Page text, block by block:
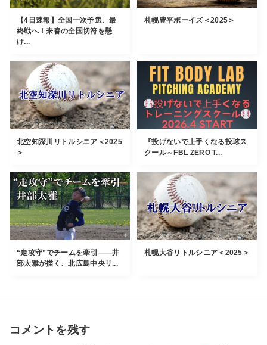
【4日速報】全国一次予選、最
終戦へ！来春の全国切符を懸
け...
札幌豊平ボーイズ＜2025＞
北空知深川リトルシニア＜2025
＞
『投げないで上手くなる投球ス
クール～FBL ZERO T...
“走攻守”でチームを牽引――井
部太雅が描く、北広島中央リ...
札幌大谷リトルシニア＜2025＞
コメントを残す